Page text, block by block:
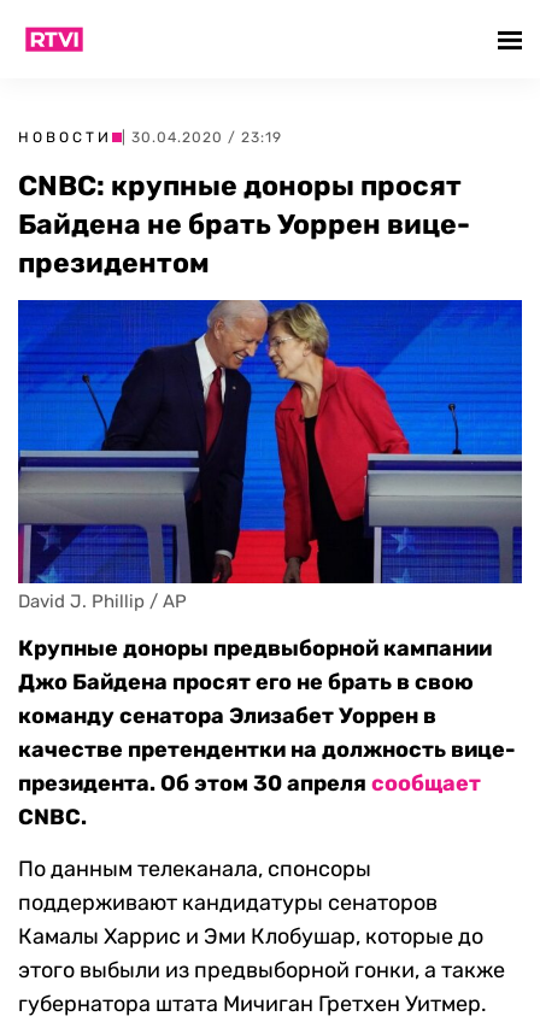
НОВОСТИ | 30.04.2020 / 23:19
CNBC: крупные доноры просят
Байдена не брать Уоррен вице-
президентом
David J. Phillip / AP
Крупные доноры предвыборной кампании
Джо Байдена просят его не брать в свою
команду сенатора Элизабет Уоррен в
качестве претендентки на должность вице-
президента. Об этом 30 апреля сообщает
CNBC.
По данным телеканала, спонсоры
поддерживают кандидатуры сенаторов
Камалы Харрис и Эми Клобушар, которые до
этого выбыли из предвыборной гонки, а также
губернатора штата Мичиган Гретхен Уитмер.